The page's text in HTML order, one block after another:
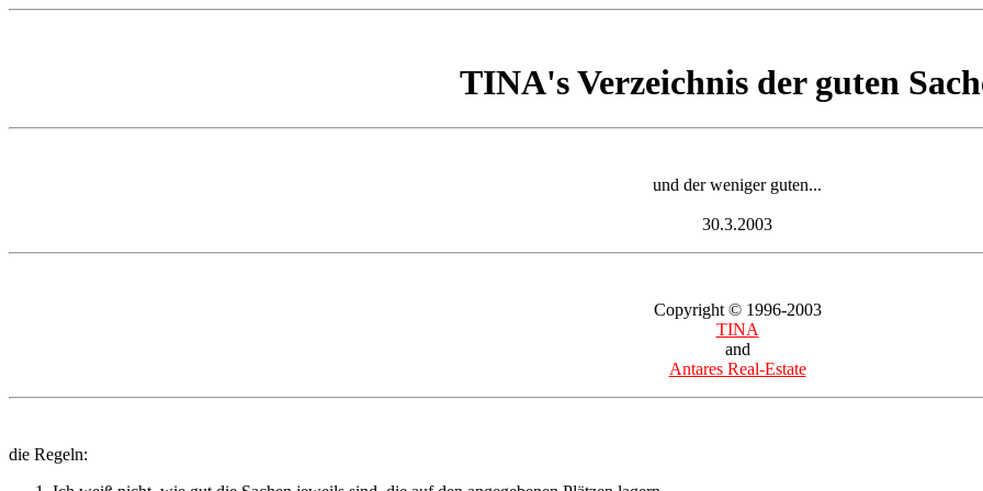
TINA's Verzeichnis der guten
und der weniger guten...
30.3.2003
Copyright © 1996-2003
TINA
and
Antares Real-Estate
die Regeln: